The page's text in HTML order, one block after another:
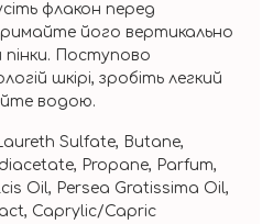
флакон перед
його вертикально
пінки. Поступово
шкірі, зробіть легкий
водою.
Sulfate, Butane,
Propane, Parfum,
Oil, Persea Gratissima Oil,
Caprylic/Capric